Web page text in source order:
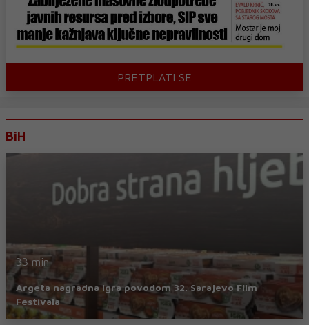
PRETPLATI SE
BiH
33 min
Argeta nagradna igra povodom 32. Sarajevo Film
Festivala